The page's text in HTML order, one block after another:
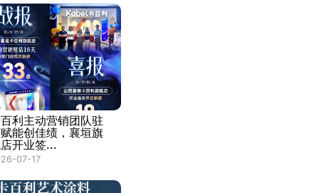
利主动营销团队驻
能创佳绩，襄垣旗
开业签...
07-17